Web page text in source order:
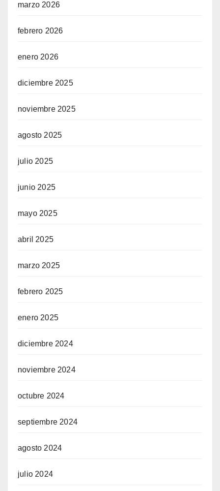
marzo 2026
febrero 2026
enero 2026
diciembre 2025
noviembre 2025
agosto 2025
julio 2025
junio 2025
mayo 2025
abril 2025
marzo 2025
febrero 2025
enero 2025
diciembre 2024
noviembre 2024
octubre 2024
septiembre 2024
agosto 2024
julio 2024